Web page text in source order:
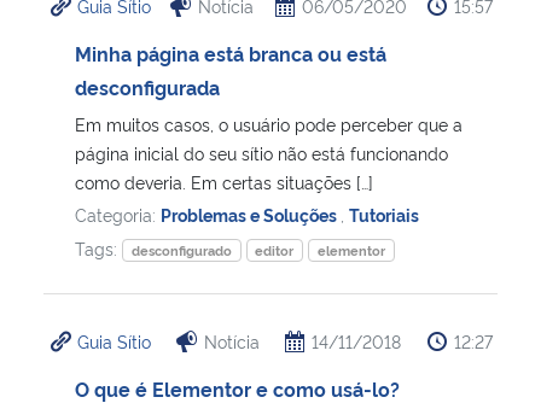
Banco Central do Brasil
Guia Sítio Notícia 06/05/2020 15:57
Minha página está branca ou está
desconfigurada
Em muitos casos, o usuário pode perceber que a
página inicial do seu sítio não está funcionando
como deveria. Em certas situações […]
Categoria: Problemas e Soluções Tutoriais
Tags:
desconfigurado editor elementor
Guia Sítio Notícia 14/11/2018 12:27
O que é Elementor e como usá-lo?